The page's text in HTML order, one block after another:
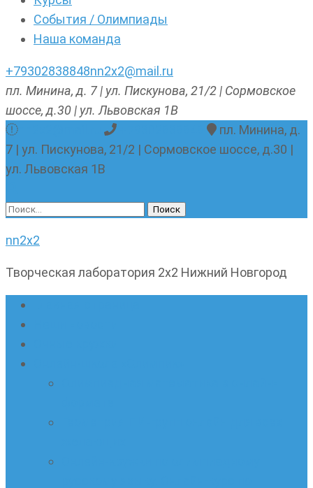
События / Олимпиады
Наша команда
+79302838848nn2x2@mail.ru
пл. Минина, д. 7 | ул. Пискунова, 21/2 | Сормовское
шоссе, д.30 | ул. Львовская 1В
пл. Минина, д.
7 | ул. Пискунова, 21/2 | Сормовское шоссе, д.30 |
ул. Львовская 1В
Найти:
nn2x2
Творческая лаборатория 2х2 Нижний Новгород